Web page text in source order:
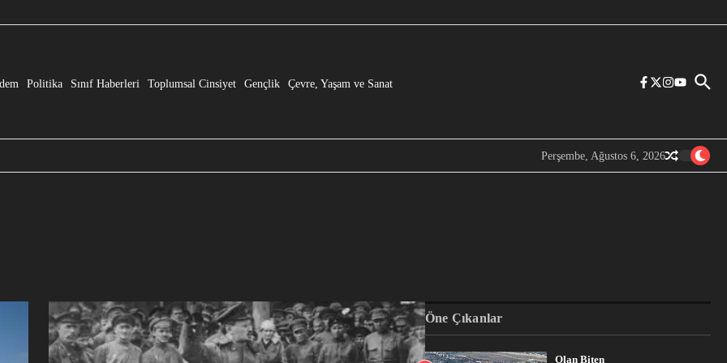
Politika Sınıf Haberleri Toplumsal Cinsiyet Gençlik Çevre, Yaşam ve Sanat
Perşembe, Ağustos 6, 2026
Öne Çıkanlar
Olan Biten